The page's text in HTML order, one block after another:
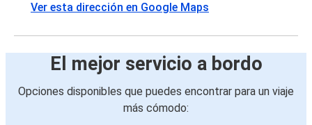
Ver esta dirección en Google Maps
El mejor servicio a bordo
Opciones disponibles que puedes encontrar para un viaje
más cómodo: